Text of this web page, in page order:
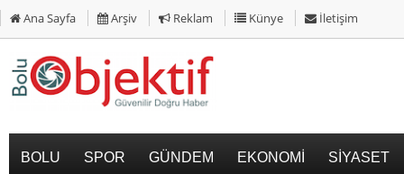
Ana Sayfa Arşiv Reklam Künye İletişim
BOLU SPOR GÜNDEM EKONOMİ SİYASET